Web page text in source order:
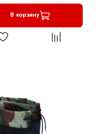
В корзину